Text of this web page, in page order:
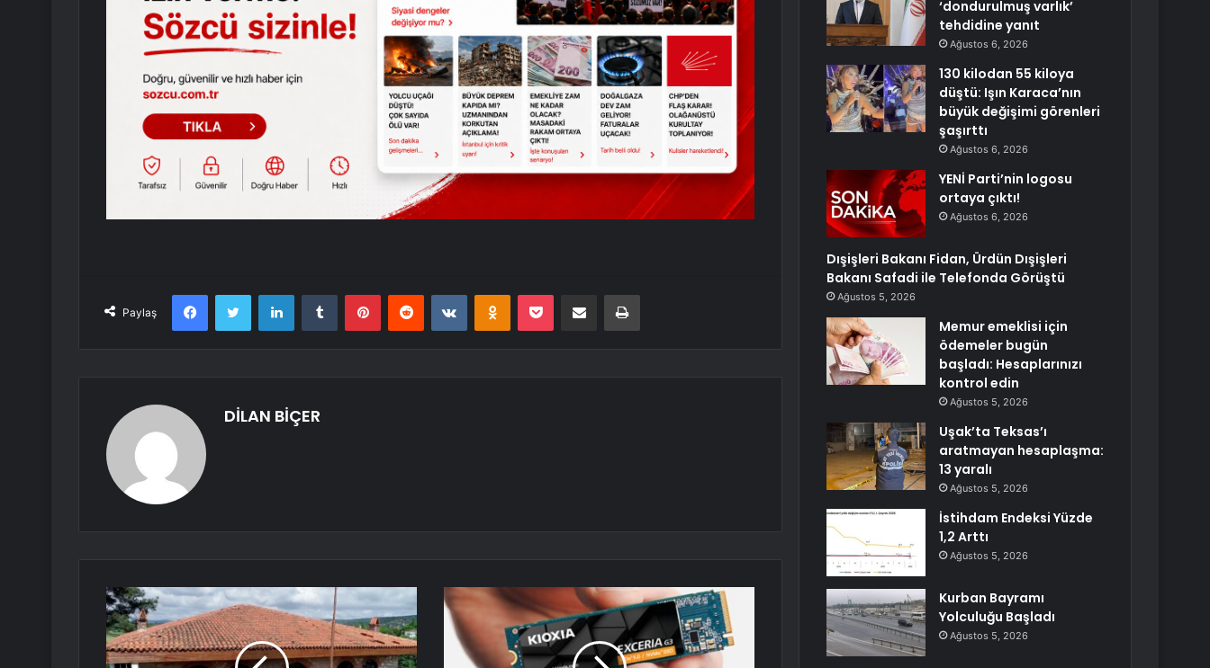
Paylaş
FacebookTwitter LinkedInTumblr PinterestReddit VKontakteOdnoklassniki
Pocket E-Posta ile paylaş Yazdır
DİLAN BİÇER
‘dondurulmuş varlık’
tehdidine yanıt
Ağustos 6, 2026
130 kilodan 55 kiloya
düştü: Işın Karaca’nın
büyük değişimi görenleri
şaşırttı
Ağustos 6, 2026
YENİ Parti’nin logosu
ortaya çıktı!
Ağustos 6, 2026
Dışişleri Bakanı Fidan, Ürdün Dışişleri
Bakanı Safadi ile Telefonda Görüştü
Ağustos 5, 2026
Memur emeklisi için
ödemeler bugün
başladı: Hesaplarınızı
kontrol edin
Ağustos 5, 2026
Uşak’ta Teksas’ı
aratmayan hesaplaşma:
13 yaralı
Ağustos 5, 2026
İstihdam Endeksi Yüzde
1,2 Arttı
Ağustos 5, 2026
Kurban Bayramı
Yolculuğu Başladı
Ağustos 5, 2026